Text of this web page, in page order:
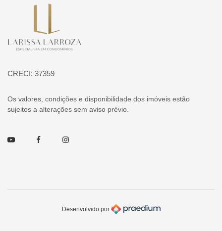
CRECI: 37359
Os valores, condições e disponibilidade dos imóveis estão
sujeitos a alterações sem aviso prévio.
Youtube FacebookInstagram
Desenvolvido por